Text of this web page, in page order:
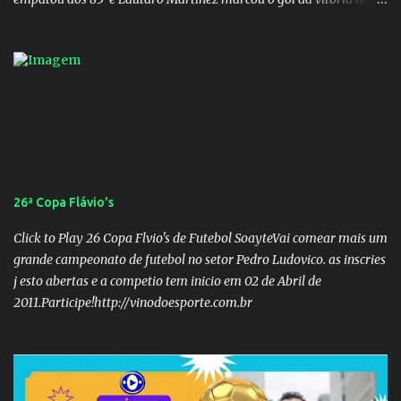
Inglaterra durante o jogo.
26ª Copa Flávio's
Click to Play 26 Copa Flvio's de Futebol SoayteVai comear mais um
grande campeonato de futebol no setor Pedro Ludovico. as inscries
j esto abertas e a competio tem inicio em 02 de Abril de
2011.Participe!http://vinodoesporte.com.br